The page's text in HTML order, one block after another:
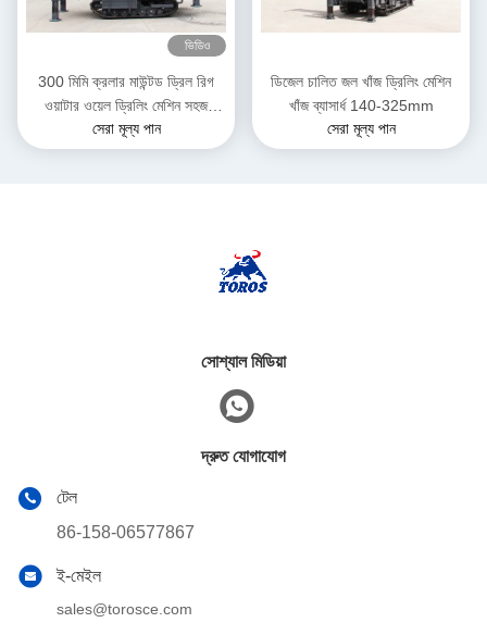
ভিডিও
300 মিমি ক্রলার মাউন্টড ড্রিল রিগ
ওয়াটার ওয়েল ড্রিলিং মেশিন সহজ
অপারেশন
সেরা মূল্য পান
ডিজেল চালিত জল খাঁজ ড্রিলিং মেশিন
খাঁজ ব্যাসার্ধ 140-325mm
সেরা মূল্য পান
সোশ্যাল মিডিয়া
দ্রুত যোগাযোগ
টেল
86-158-06577867
ই-মেইল
sales@torosce.com